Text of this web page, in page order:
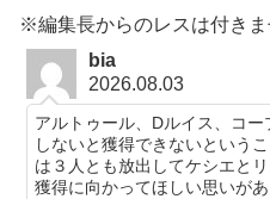
※編集長からのレスは付きま
bia
2026.08.03
アルトゥール、Dルイス、コ
しないと獲得できないという
は３人とも放出してケシエと
獲得に向かってほしい思いが